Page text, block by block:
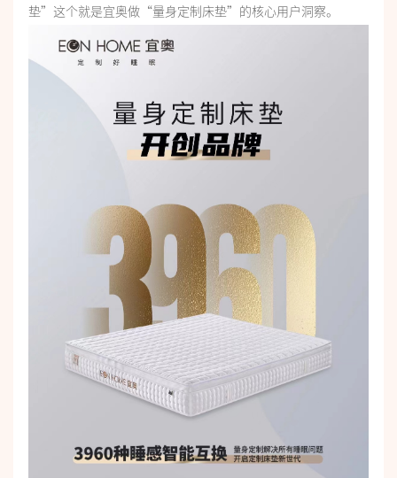
垫”这个就是宜奥做“量身定制床垫”的核心用户洞察。